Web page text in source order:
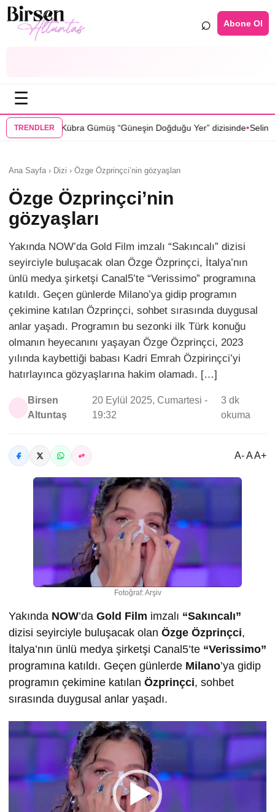
⌕ Abone Ol
☰
TRENDLER
“Güneşin Doğduğu Yer” dizisinde•Selin Türkmen “Karma” dizisinde
Ana Sayfa › Dizi › Özge Özprinçci’nin gözyaşları
Özge Özprinçci’nin
gözyaşları
Yakında NOW’da Gold Film imzalı “Sakıncalı” dizisi
seyirciyle buluşacak olan Özge Özprinçci, İtalya’nın
ünlü medya şirketşi Canal5’te “Verissimo” programına
katıldı. Geçen günlerde Milano’ya gidip programın
çekimine katılan Özprinçci, sohbet sırasında duygusal
anlar yaşadı. Programın bu sezonki ilk Türk konuğu
olmanın heyecanını yaşayan Özge Özprinçci, 2023
yılında kaybettiği babası Kadri Emrah Özpirinçci’yi
hatırlayınca gözyaşlarına hakim olamadı. […]
Birsen
Altuntaş
20 Eylül 2025, Cumartesi -
19:32
3 dk
okuma
A- A A+
Fotoğraf: Arşiv
Yakında NOW’da Gold Film imzalı “Sakıncalı”
dizisi seyirciyle buluşacak olan Özge Özprinçci,
İtalya’nın ünlü medya şirketşi Canal5’te “Verissimo”
programına katıldı. Geçen günlerde Milano’ya gidip
programın çekimine katılan Özprinçci, sohbet
sırasında duygusal anlar yaşadı.
Video